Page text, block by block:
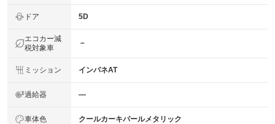
ドア 5D
エコカー減
税対象車
－
ミッション インパネAT
過給器 ―
車体色 クールカーキパールメタリック